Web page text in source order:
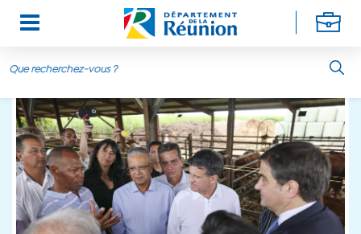
Aller au contenu principal